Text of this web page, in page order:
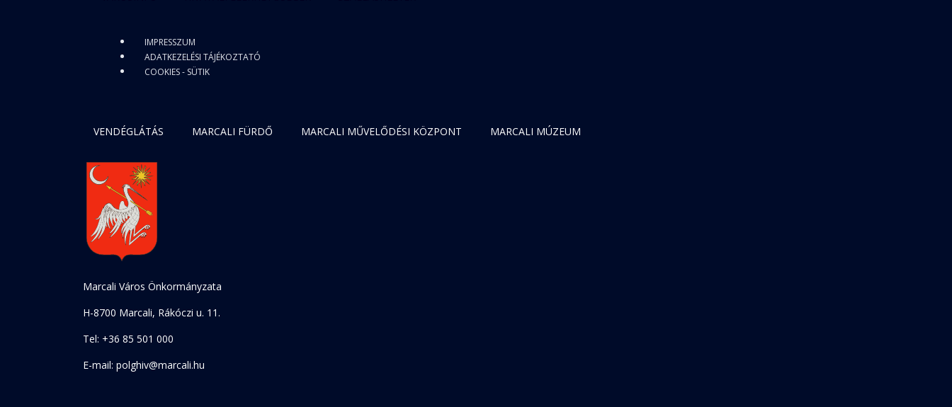
IMPRESSZUM
ADATKEZELÉSI TÁJÉKOZTATÓ
COOKIES - SÜTIK
VENDÉGLÁTÁS MARCALI FÜRDŐ MARCALI MŰVELŐDÉSI KÖZPONT MARCALI MÚZEUM
Marcali Város Önkormányzata
H-8700 Marcali, Rákóczi u. 11.
Tel: +36 85 501 000
E-mail: polghiv@marcali.hu